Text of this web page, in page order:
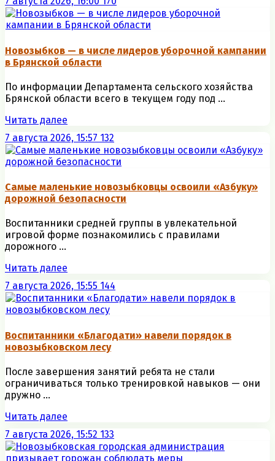
Новозыбков — в числе лидеров уборочной кампании
в Брянской области
По информации Департамента сельского хозяйства
Брянской области всего в текущем году под ...
Читать далее
7 августа 2026, 15:57 132
Самые маленькие новозыбковцы освоили «Азбуку»
дорожной безопасности
Воспитанники средней группы в увлекательной
игровой форме познакомились с правилами
дорожного ...
Читать далее
7 августа 2026, 15:55 144
Воспитанники «Благодати» навели порядок в
новозыбковском лесу
После завершения занятий ребята не стали
ограничиваться только тренировкой навыков — они
дружно ...
Читать далее
7 августа 2026, 15:52 133